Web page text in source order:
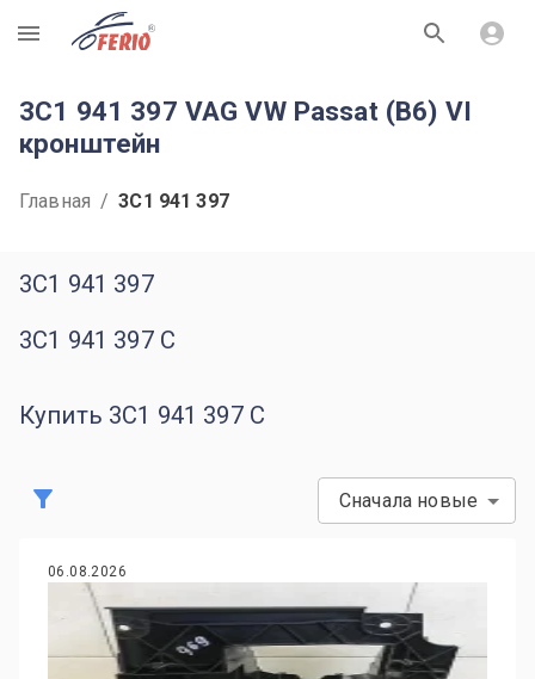
R
3C1 941 397 VAG VW Passat (B6) VI
кронштейн
Главная / 3C1 941 397
3C1 941 397
3C1 941 397 C
Купить 3C1 941 397 C
Сначала новые
06.08.2026